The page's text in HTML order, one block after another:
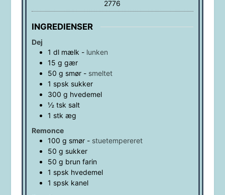
2776
INGREDIENSER
Dej
1 dl mælk - lunken
15 g gær
50 g smør- smeltet
1 spsk sukker
300 g hvedemel
½ tsk salt
1 stk æg
Remonce
100 g smør- stuetempereret
50 g sukker
50 g brun farin
1 spsk hvedemel
1 spsk kanel